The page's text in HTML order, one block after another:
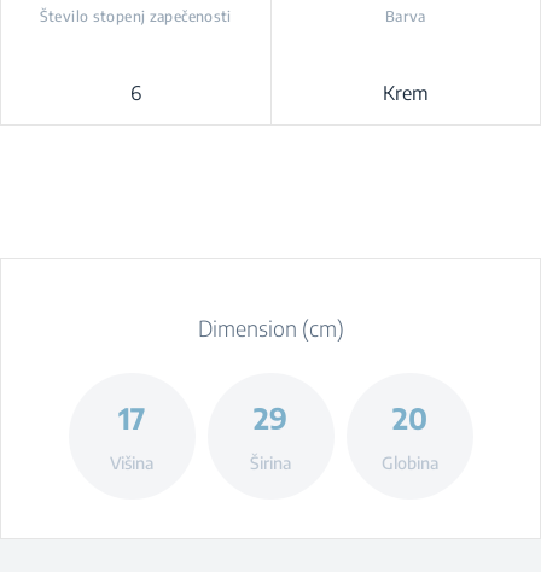
Število stopenj zapečenosti
6
Barva
Krem
Dimension (cm)
17
Višina
29
Širina
20
Globina